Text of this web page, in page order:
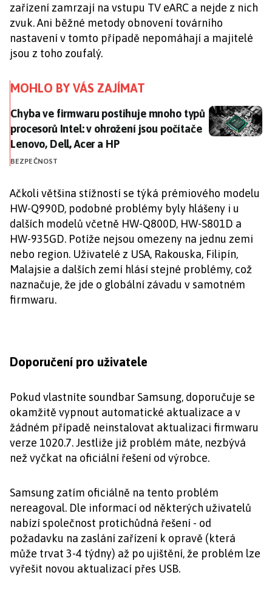
zařízení zamrzají na vstupu TV eARC a nejde z nich
zvuk. Ani běžné metody obnovení továrního
nastavení v tomto případě nepomáhají a majitelé
jsou z toho zoufalý.
MOHLO BY VÁS ZAJÍMAT
Chyba ve firmwaru postihuje mnoho typů procesorů
Chyba ve firmwaru postihuje mnoho typů
procesorů Intel: v ohrožení jsou počítače
Lenovo, Dell, Acer a HP
BEZPEČNOST
Ačkoli většina stížností se týká prémiového modelu
HW-Q990D, podobné problémy byly hlášeny i u
dalších modelů včetně HW-Q800D, HW-S801D a
HW-935GD. Potíže nejsou omezeny na jednu zemi
nebo region. Uživatelé z USA, Rakouska, Filipín,
Malajsie a dalších zemí hlásí stejné problémy, což
naznačuje, že jde o globální závadu v samotném
firmwaru.
Doporučení pro uživatele
Pokud vlastníte soundbar Samsung, doporučuje se
okamžitě vypnout automatické aktualizace a v
žádném případě neinstalovat aktualizaci firmwaru
verze 1020.7. Jestliže již problém máte, nezbývá
než vyčkat na oficiální řešení od výrobce.
Samsung zatím oficiálně na tento problém
nereagoval. Dle informací od některých uživatelů
nabízí společnost protichůdná řešení - od
požadavku na zaslání zařízení k opravě (která
může trvat 3-4 týdny) až po ujištění, že problém lze
vyřešit novou aktualizací přes USB.